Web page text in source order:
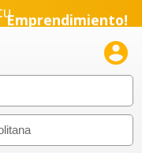
Emprendimiento!
